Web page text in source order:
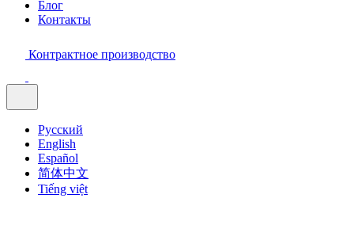
Блог
Контакты
Контрактное производство
Русский
English
Español
简体中文
Tiếng việt